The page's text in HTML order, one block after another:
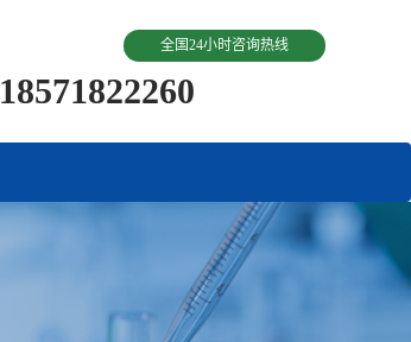
全国24小时咨询热线
18571822260